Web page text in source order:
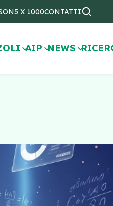
5 X 1000CONTATTI
AIP NEWS